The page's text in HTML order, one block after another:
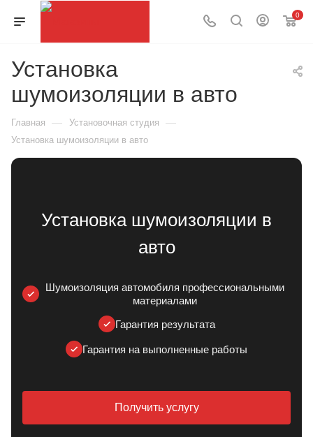
0
Установка
шумоизоляции в авто
Главная — Установочная студия —
Установка шумоизоляции в авто
Установка шумоизоляции в
авто
Шумоизоляция автомобиля профессиональными
материалами
Гарантия результата
Гарантия на выполненные работы
Получить услугу